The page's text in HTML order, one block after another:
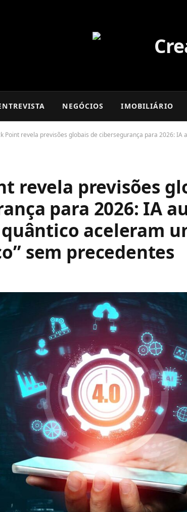
NEGÓCIOS IMOBILIÁRIO
Point revela previsões globais de cibersegurança para 2026:
revela previsões
para 2026: IA
aceleram
sem precedentes